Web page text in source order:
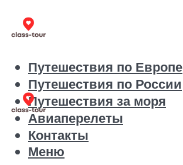
Путешествия по Европе
Путешествия по России
Путешествия за моря
Авиаперелеты
Контакты
Меню